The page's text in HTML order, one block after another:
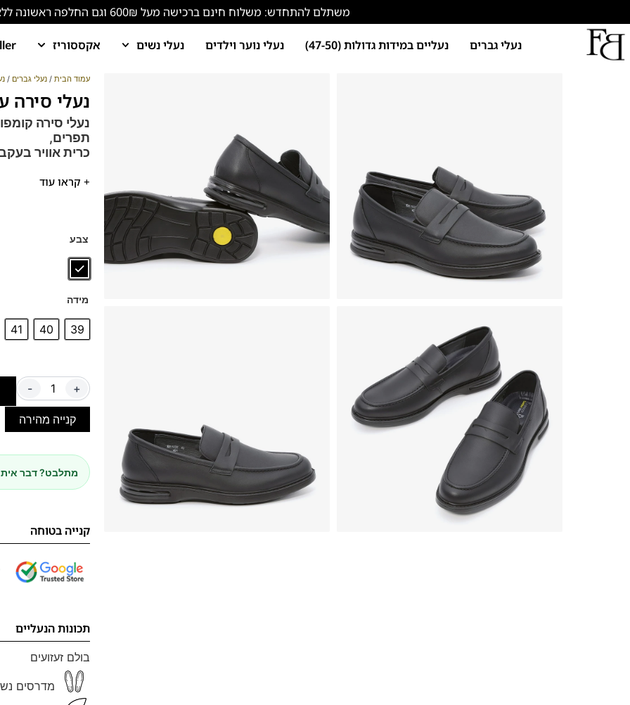
משתלם להתחדש: משלוח חינם ברכישה מעל 600₪ וגם החלפה ראשונה ללא עלות!
נעלי גברים נעליים במידות גדולות (47-50) נעלי נוער וילדים נעלי נשים אקססוריז
עמוד הבית / נעלי גברים /
נעלי סירה עם
נעלי סירה
תפרים,
כרית אוויר
נעלים
הנעליים עשויות
ספידות וביטנות
+ קראו עוד
צבע
מידה
39
40
41
- +
קנייה מהירה
מתלבט? דבר
קנייה בטוחה
תכונות הנעליים
בולם זעזועים
מדרסים